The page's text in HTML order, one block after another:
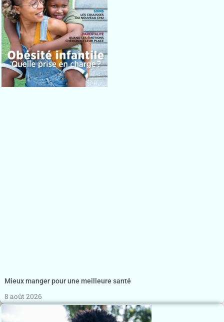
Mieux manger pour une meilleure santé
8 août 2026